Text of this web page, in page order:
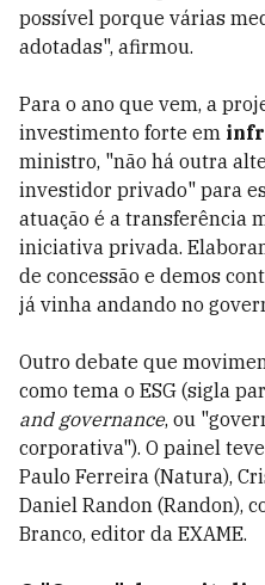
possível porque várias
adotadas", afirmou.
Para o ano que vem, a
investimento forte em
ministro, "não há outra
investidor privado" para
atuação é a transferência
iniciativa privada.
de concessão e demos
já vinha andando no
Outro debate que
como tema o ESG (sigla
and governance, ou
corporativa"). O painel
Paulo Ferreira (Natura),
Daniel Randon (Randon),
Branco, editor da EXAME.